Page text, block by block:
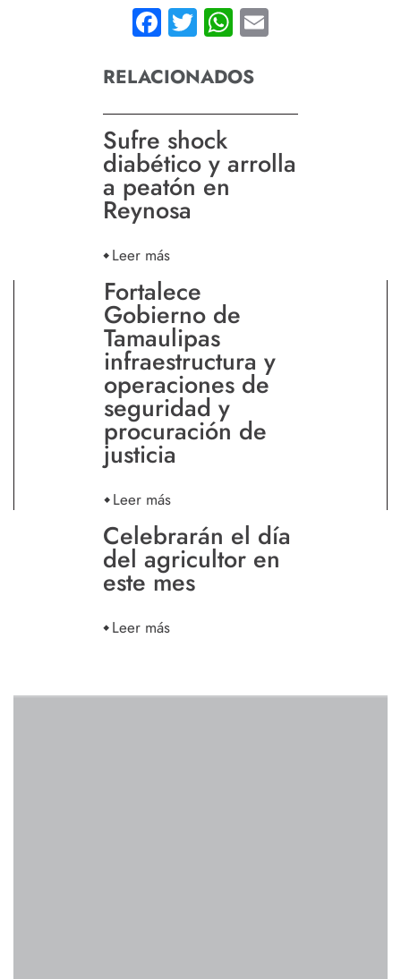
Facebook
TwitterWhatsApp
RELACIONADOS
Sufre shock
diabético y arrolla
a peatón en
Reynosa
Leer más
Fortalece
Gobierno de
Tamaulipas
infraestructura y
operaciones de
seguridad y
procuración de
justicia
Leer más
Celebrarán el día
del agricultor en
este mes
Leer más